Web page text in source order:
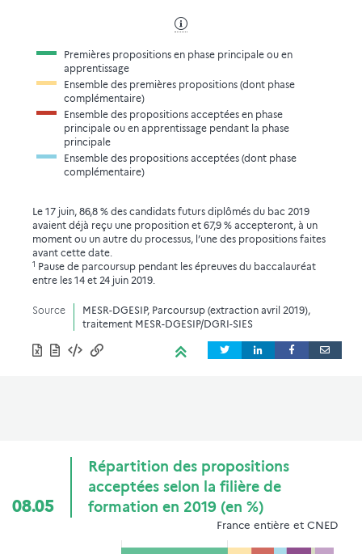
Premières propositions en phase principale ou en
apprentissage
Ensemble des premières propositions (dont phase
complémentaire)
Ensemble des propositions acceptées en phase
principale ou en apprentissage pendant la phase
principale
Ensemble des propositions acceptées (dont phase
complémentaire)
Le 17 juin, 86,8 % des candidats futurs diplômés du bac 2019
avaient déjà reçu une proposition et 67,9 % accepteront, à un
moment ou un autre du processus, l’une des propositions faites
avant cette date.
1 Pause de parcoursup pendant les épreuves du baccalauréat
entre les 14 et 24 juin 2019.
Source
MESR-DGESIP, Parcoursup (extraction avril 2019),
traitement MESR-DGESIP/DGRI-SIES
08.05
Répartition des propositions
acceptées selon la filière de
formation en 2019 (en %)
France entière et CNED